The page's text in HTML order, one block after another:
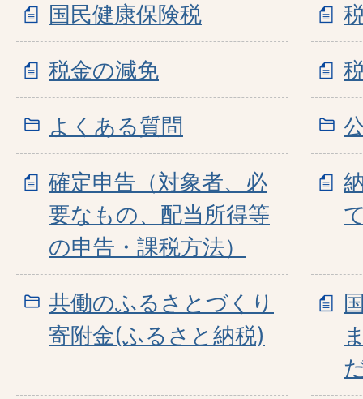
国民健康保険税
税金の減免
よくある質問
確定申告（対象者、必
要なもの、配当所得等
の申告・課税方法）
共働のふるさとづくり
寄附金(ふるさと納税)